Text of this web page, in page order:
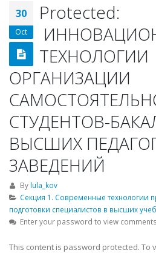
30
Oct
Protected:
ТЕХНОЛОГИИ
ОРГАНИЗАЦИИ
СТУДЕНТОВ-
ВЫСШИХ
ЗАВЕДЕНИЙ
By lula_kov
Секция 1. Современные технологии
подготовки специалистов в высших
Enter your password to view
This content is password protected. To